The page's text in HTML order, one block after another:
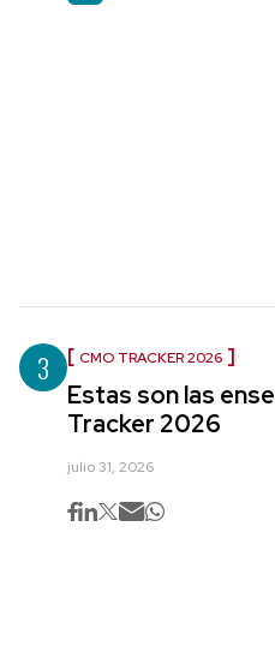
3 CMO TRACKER 2026
Estas son las
Tracker 2026
julio 31, 2026